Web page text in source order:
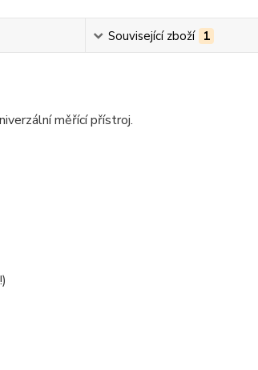
Související zboží 1
měřící přístroj.